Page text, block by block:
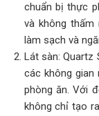
chuẩn bị thực
và không thấm
làm sạch và
Lát sàn:
các không gian
phòng ăn. Với
không chỉ tạo